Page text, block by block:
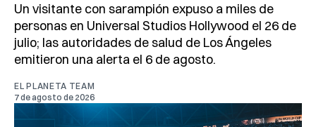
Un visitante con sarampión expuso a miles de
personas en Universal Studios Hollywood el 26 de
julio; las autoridades de salud de Los Ángeles
emitieron una alerta el 6 de agosto.
EL PLANETA TEAM
7 de agosto de 2026